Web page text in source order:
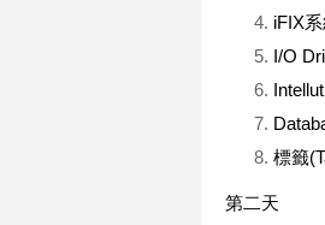
iFIX
I/O
標籤
第二天